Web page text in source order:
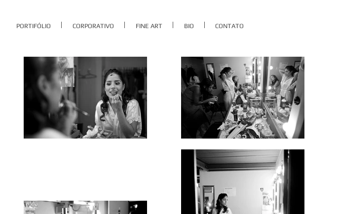
PORTIFÓLIO CORPORATIVO FINE ART BIO CONTATO